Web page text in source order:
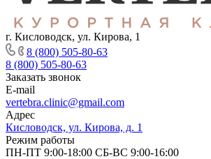
г. Кисловодск, ул. Кирова, 1
8 (800) 505-80-63
8 (800) 505-80-63
Заказать звонок
E-mail
vertebra.clinic@gmail.com
Адрес
Кисловодск, ул. Кирова, д. 1
Режим работы
ПН-ПТ 9:00-18:00 СБ-ВС 9:00-16:00